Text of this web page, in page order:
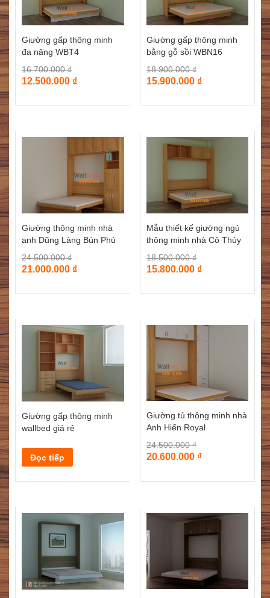
Giường gấp thông minh
đa năng WBT4
16.700.000₫
12.500.000 ₫
Giường gấp thông minh
bằng gỗ sồi WBN16
18.900.000₫
15.900.000 ₫
Giường thông minh nhà
anh Dũng Làng Bún Phú
Đô
24.500.000₫
21.000.000 ₫
Mẫu thiết kế giường ngủ
thông minh nhà Cô Thủy
18.500.000₫
15.800.000 ₫
Giường gấp thông minh
wallbed giá rẻ
Đọc tiếp
Giường tủ thông minh nhà
Anh Hiến Royal
24.500.000₫
20.600.000 ₫